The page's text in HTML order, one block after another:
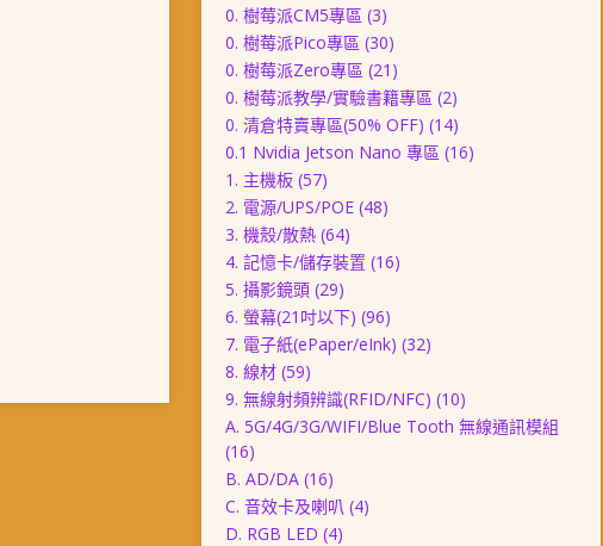
0. 樹莓派CM5專區 (3)
0. 樹莓派Pico專區 (30)
0. 樹莓派Zero專區 (21)
0. 樹莓派教學/實驗書籍專區 (2)
0. 清倉特賣專區(50% OFF) (14)
0.1 Nvidia Jetson Nano 專區 (16)
1. 主機板 (57)
2. 電源/UPS/POE (48)
3. 機殼/散熱 (64)
4. 記憶卡/儲存裝置 (16)
5. 攝影鏡頭 (29)
6. 螢幕(21吋以下) (96)
7. 電子紙(ePaper/eInk) (32)
8. 線材 (59)
9. 無線射頻辨識(RFID/NFC) (10)
A. 5G/4G/3G/WIFI/Blue Tooth 無線通訊模組
(16)
B. AD/DA (16)
C. 音效卡及喇叭 (4)
D. RGB LED (4)